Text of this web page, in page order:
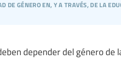
de género en, y a través, de la
depender del género de